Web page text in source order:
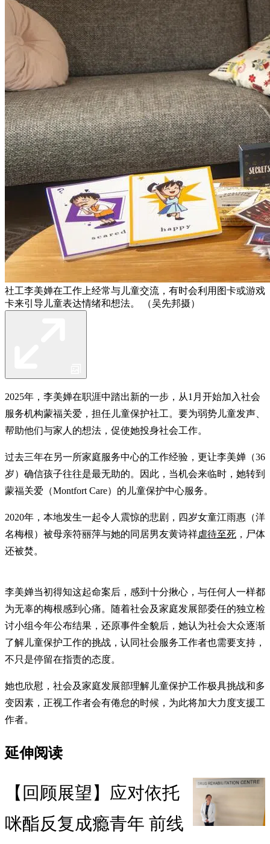
社工李美婵在工作上经常与儿童交流，有时会利用图卡或游戏
卡来引导儿童表达情绪和想法。 （吴先邦摄）
2025年，李美婵在职涯中踏出新的一步，从1月开始加入社会
服务机构蒙福关爱，担任儿童保护社工。要为弱势儿童发声、
帮助他们与家人的想法，促使她投身社会工作。
过去三年在另一所家庭服务中心的工作经验，更让李美婵（36
岁）确信孩子往往是最无助的。因此，当机会来临时，她转到
蒙福关爱（Montfort Care）的儿童保护中心服务。
2020年，本地发生一起令人震惊的悲剧，四岁女童江雨惠（洋
名梅根）被母亲符丽萍与她的同居男友黄诗祥虐待至死 ，尸体
还被焚。
李美婵当初得知这起命案后，感到十分揪心，与任何人一样都
为无辜的梅根感到心痛。随着社会及家庭发展部委任的独立检
讨小组今年公布结果，还原事件全貌后，她认为社会大众逐渐
了解儿童保护工作的挑战，认同社会服务工作者也需要支持，
不只是停留在指责的态度。
她也欣慰，社会及家庭发展部理解儿童保护工作极具挑战和多
变因素，正视工作者会有倦怠的时候，为此将加大力度支援工
作者。
延伸阅读
【回顾展望】应对依托
咪酯反复成瘾青年 前线